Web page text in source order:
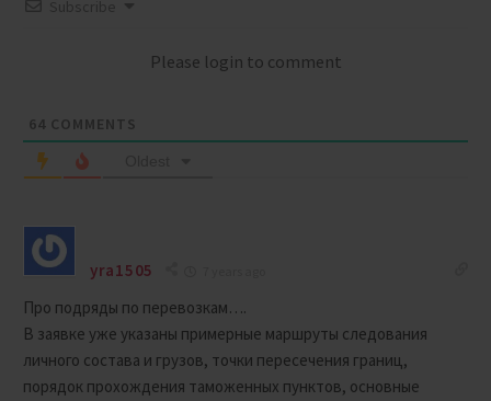
Please login to comment
64 COMMENTS
yra1505
Про подряды по перевозкам….
В заявке уже указаны примерные маршруты следования
личного состава и грузов, точки пересечения границ,
порядок прохождения таможенных пунктов, основные